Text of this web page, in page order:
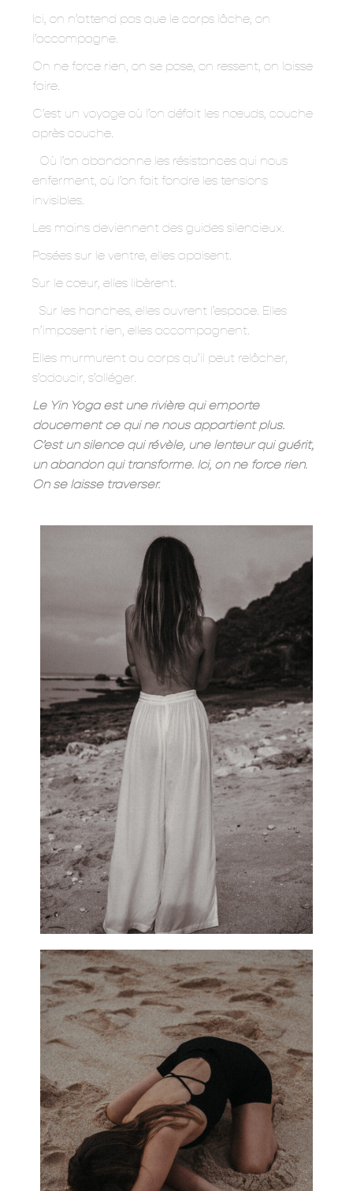
Ici, on n’attend pas que le corps lâche, on
l’accompagne.
On ne force rien, on se pose, on ressent, on laisse
faire.
C’est un voyage où l’on défait les nœuds, couche
après couche.
Où l’on abandonne les résistances qui nous
enferment, où l’on fait fondre les tensions
invisibles.
Les mains deviennent des guides silencieux.
Posées sur le ventre, elles apaisent.
Sur le cœur, elles libèrent.
Sur les hanches, elles ouvrent l’espace. Elles
n’imposent rien, elles accompagnent.
Elles murmurent au corps qu’il peut relâcher,
s’adoucir, s’alléger.
Le Yin Yoga est une rivière qui emporte
doucement ce qui ne nous appartient plus.
C’est un silence qui révèle, une lenteur qui guérit,
un abandon qui transforme. Ici, on ne force rien.
On se laisse traverser.